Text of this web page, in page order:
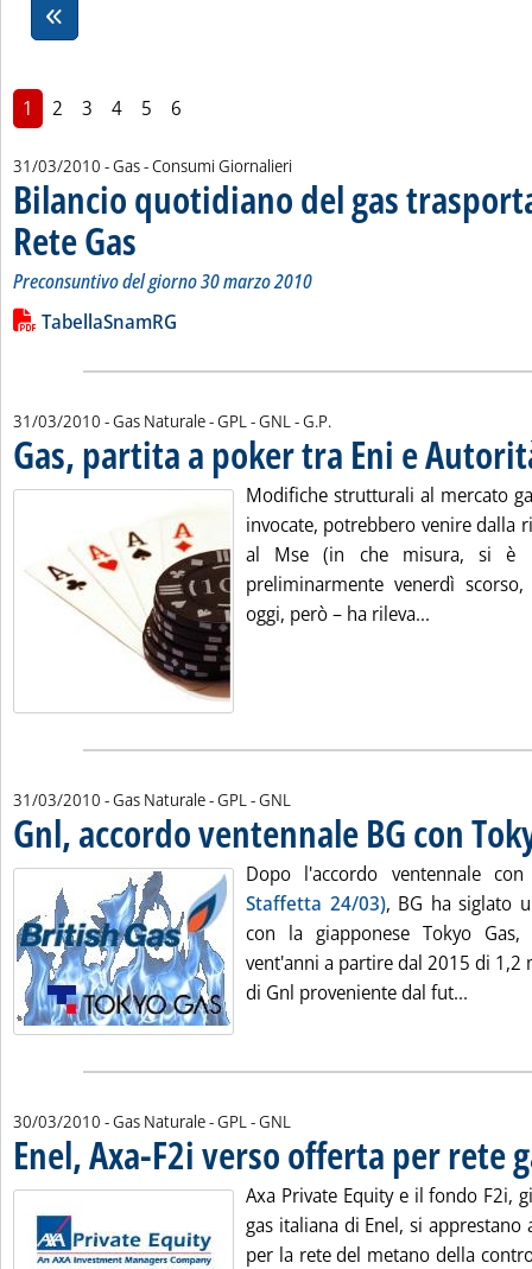
1 2 3 4 5 6
31/03/2010 - Gas - Consumi Giornalieri
Bilancio quotidiano del gas
Rete Gas . Sottotitolo: Preconsuntivo del giorno 30 marzo 2010
. Pubblicata mercoledì 31 marzo 2010 alle 15.56.
Preconsuntivo del giorno 30 marzo 2010
Leggi tutta la notizia: 'Bilancio quotidiano del gas
Lista allegati PDF alla notizia
TabellaSnamRG
31/03/2010 - Gas Naturale - GPL - GNL -di:
G.P.
Gas, partita a poker tra Eni e
Modifiche strutturali al mercato
invocate, potrebbero venire dalla
al Mse (in che misura, si è
preliminarmente venerdì
oggi, però – ha rileva...
31/03/2010 - Gas Naturale - GPL - GNL
Gnl, accordo ventennale BG con
Dopo l'accordo ventennale
Staffetta 24/03), BG ha siglato
con la giapponese Tokyo
vent'anni a partire dal 2015 di
di Gnl proveniente dal fut...
30/03/2010 - Gas Naturale - GPL - GNL
Enel, Axa-F2i verso offerta per rete
Axa Private Equity e il fondo F2i,
gas italiana di Enel, si
per la rete del metano della